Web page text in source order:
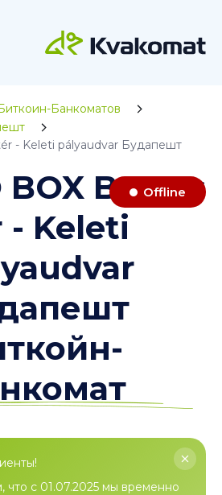
Банкоматов
- Keleti pályaudvar Будапешт
BOX Baross
- Keleti
Offline
что с 01.07.2025 мы временно